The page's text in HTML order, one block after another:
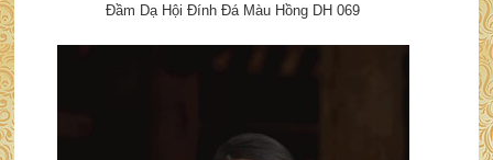
Đầm Dạ Hội Đính Đá Màu Hồng DH 069